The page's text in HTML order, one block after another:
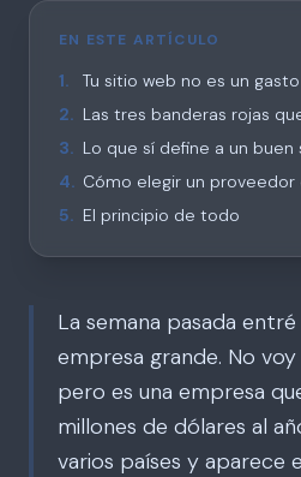
EN ESTE ARTÍCULO
1.
Tu sitio web no es un gasto
2. Las tres banderas rojas
3. Lo que sí define a un buen
4. Cómo elegir un proveedor
5. El principio de todo
La semana pasada
empresa grande. No
pero es una empresa
millones de dólares al
varios países y aparece